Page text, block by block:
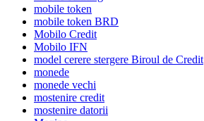
mobile token
mobile token BRD
Mobilo Credit
Mobilo IFN
model cerere stergere Biroul de Credit
monede
monede vechi
mostenire credit
mostenire datorii